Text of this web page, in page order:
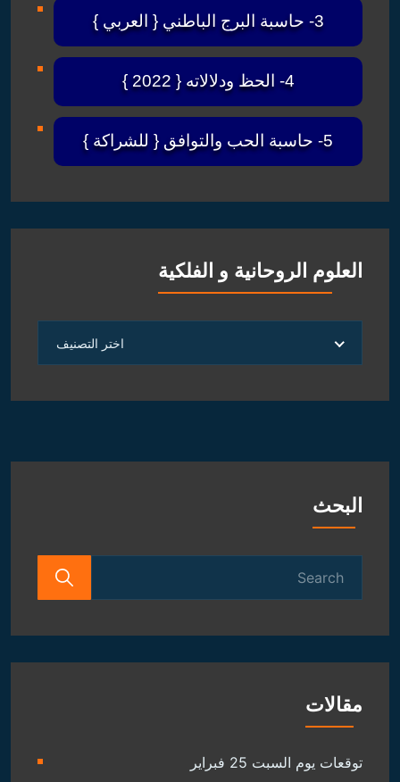
3- حاسبة البرج الباطني { العربي }
4- الحظ ودلالاته { 2022 }
5- حاسبة الحب والتوافق { للشراكة }
العلوم الروحانية و الفلكية
الروحانية
الفلكية
اختر التصنيف
البحث
مقالات
توقعات يوم السبت 25 فبراير